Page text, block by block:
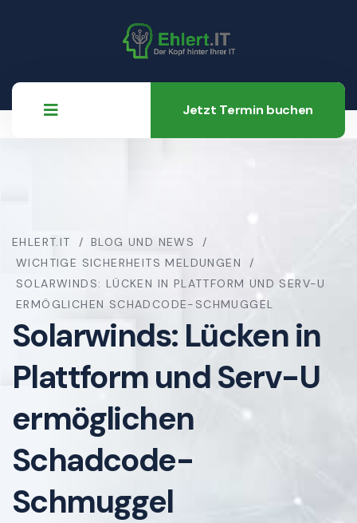
Jetzt Termin buchen
EHLERT.IT
BLOG UND NEWS
WICHTIGE SICHERHEITS MELDUNGEN
SOLARWINDS: LÜCKEN IN PLATTFORM UND SERV-U
ERMÖGLICHEN SCHADCODE-SCHMUGGEL
Solarwinds: Lücken in
Plattform und Serv-U
ermöglichen
Schadcode-
Schmuggel